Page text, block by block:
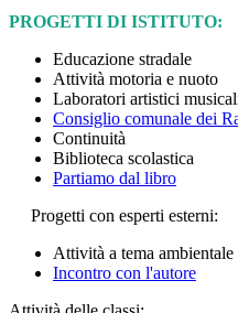
PROGETTI DI ISTITUTO:
Educazione stradale
Attività motoria e nuoto
Laboratori artistici
Consiglio comunale dei
Continuità
Biblioteca scolastica
Partiamo dal libro
Progetti con esperti esterni:
Attività a tema ambientale
Incontro con l'autore